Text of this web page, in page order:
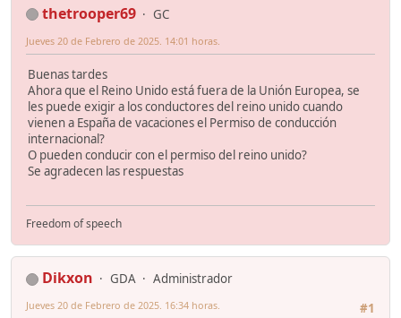
thetrooper69 GC
Jueves 20 de Febrero de 2025. 14:01 horas.
Buenas tardes
Ahora que el Reino Unido está fuera de la Unión Europea, se
les puede exigir a los conductores del reino unido cuando
vienen a España de vacaciones el Permiso de conducción
internacional?
O pueden conducir con el permiso del reino unido?
Se agradecen las respuestas
Freedom of speech
Dikxon GDA
Administrador
#1
Jueves 20 de Febrero de 2025. 16:34 horas.